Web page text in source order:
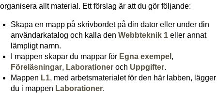
organisera allt material. Ett förslag är att du gör följande:
Skapa en mapp på skrivbordet på din dator eller under din
användarkatalog och kalla denWebbteknik 1 eller annat
lämpligt namn.
I mappen skapar du mappar för Egna exempel ,
Föreläsningar, Laborationer och Uppgifter.
Mappen L1, med arbetsmaterialet för den här labben, lägger
du i mappen Laborationer.